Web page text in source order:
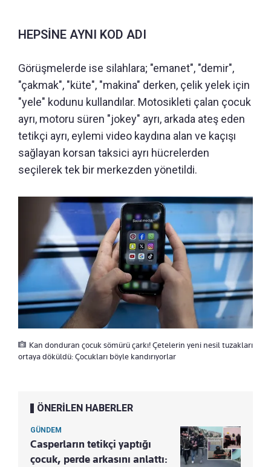
HEPSİNE AYNI KOD ADI
Görüşmelerde ise silahlara; "emanet", "demir",
"çakmak", "küte", "makina" derken, çelik yelek için
"yele" kodunu kullandılar. Motosikleti çalan çocuk
ayrı, motoru süren "jokey" ayrı, arkada ateş eden
tetikçi ayrı, eylemi video kaydına alan ve kaçışı
sağlayan korsan taksici ayrı hücrelerden
seçilerek tek bir merkezden yönetildi.
Kan donduran çocuk sömürü çarkı! Çetelerin yeni nesil tuzakları
ortaya döküldü: Çocukları böyle kandırıyorlar
ÖNERİLEN HABERLER
GÜNDEM
Casperların tetikçi yaptığı
çocuk, perde arkasını anlattı: